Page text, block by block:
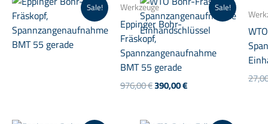
Sale! Werkzeuge
Eppinger Bohr-
Fräskopf,
Spannzangenaufnahme
BMT 55 gerade
976,00€Ursprünglicher
390,00€Aktueller
390,00 €.
Sale!